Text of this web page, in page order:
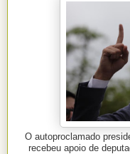
O autoproclamado
recebeu apoio de